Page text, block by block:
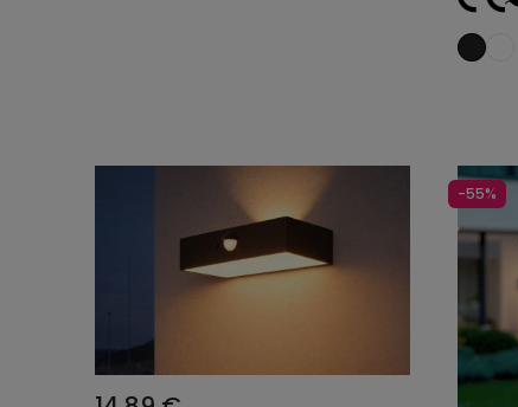
-55%